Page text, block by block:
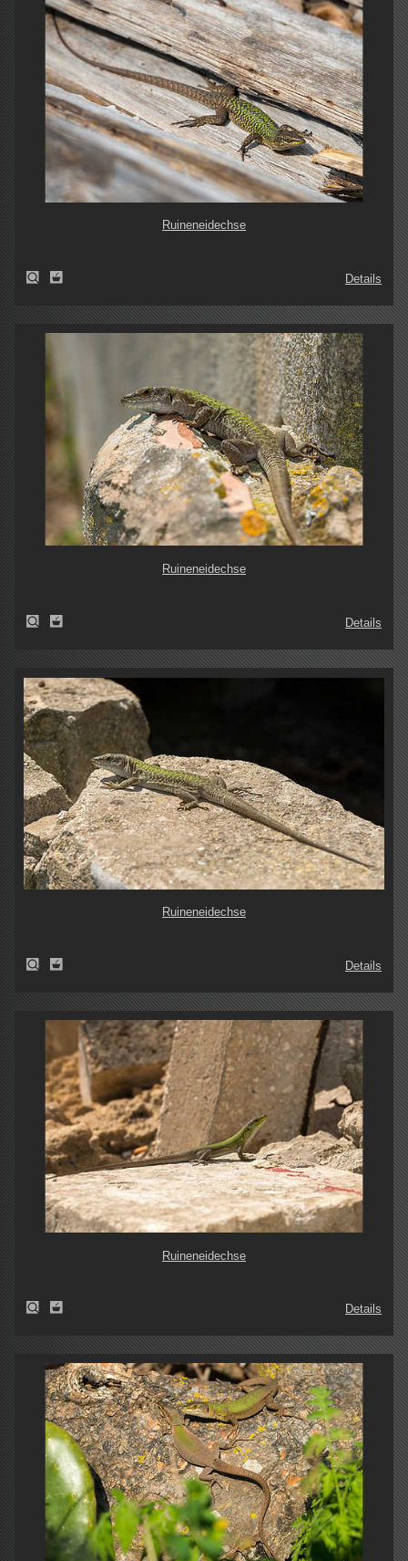
Ruineneidechse
Details
Ruineneidechse
Details
Ruineneidechse
Details
Ruineneidechse
Details